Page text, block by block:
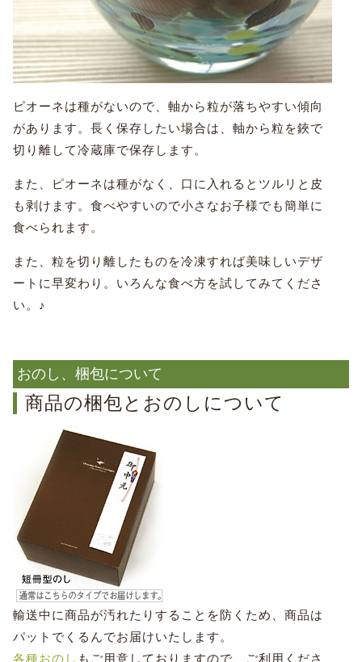
ピオーネは種がないので、軸から粒が落ちやすい傾向
があります。長く保存したい場合は、軸から粒を鋏で
切り離して冷蔵庫で保存します。
また、ピオーネは種がなく、口に入れるとツルリと皮
も剥けます。食べやすいので小さなお子様でも簡単に
食べられます。
また、粒を切り離したものを冷凍すれば美味しいデザ
ートに早変わり。いろんな食べ方を試してみてくださ
い。♪
おのし、梱包について
商品の梱包とおのしについて
輸送中に商品が汚れたりすることを防くため、商品は
パットでくるんでお届けいたします。
各種おのし もご用意しておりますので、ご利用くださ